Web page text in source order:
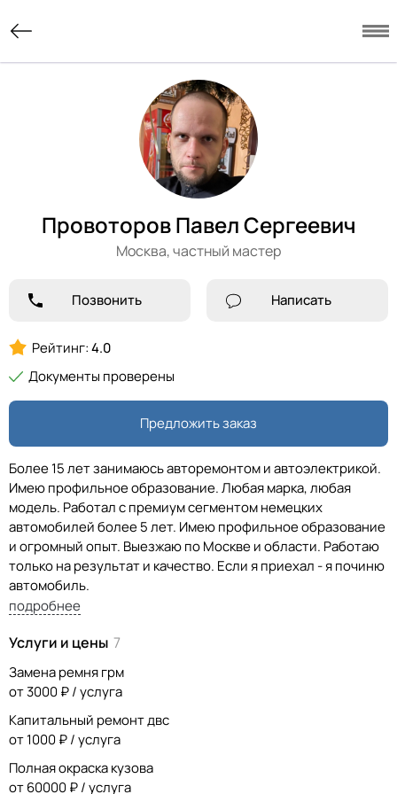
Провоторов Павел Сергеевич
Москва,частный мастер
Позвонить Написать
Рейтинг:4.0
Документы проверены
Предложить заказ
Более 15 лет занимаюсь авторемонтом и автоэлектрикой.
Имею профильное образование. Любая марка, любая
модель. Работал с премиум сегментом немецких
автомобилей более 5 лет. Имею профильное образование
и огромный опыт. Выезжаю по Москве и области. Работаю
только на результат и качество. Если я приехал - я починю
автомобиль.
подробнее
Услуги и цены 7
Замена ремня грм
от 3000 ₽ / услуга
Капитальный ремонт двс
от 1000 ₽ / услуга
Полная окраска кузова
от 60000 ₽ / услуга